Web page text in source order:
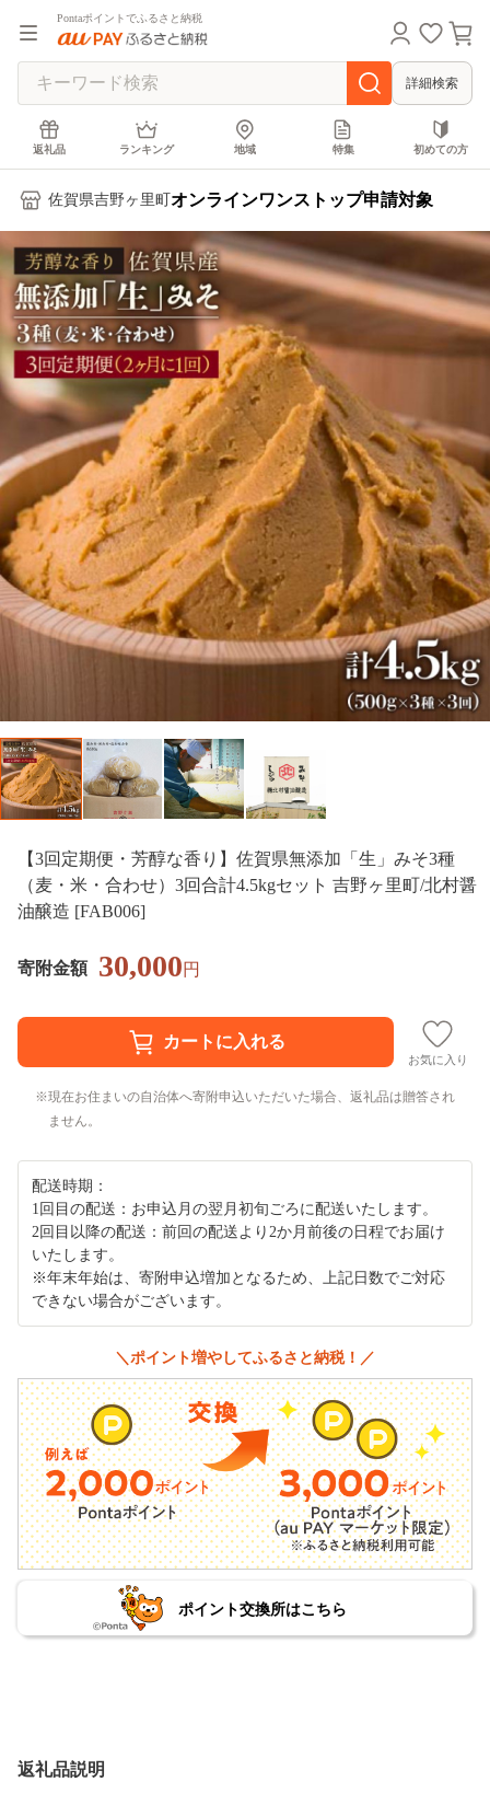
Pontaポイントでふるさと納税
詳細検索
返礼品 ランキング 地域 特集 初めての方
佐賀県吉野ヶ里町 オンラインワンストップ申請対象
【3回定期便・芳醇な香り】佐賀県無添加「生」みそ3種
（麦・米・合わせ）3回合計4.5kgセット 吉野ヶ里町/北村醤
油醸造 [FAB006]
寄附金額 30,000円
お気に入り
現在お住まいの自治体へ寄附申込いただいた場合、返礼品は贈答され
ません。
配送時期：
1回目の配送：お申込月の翌月初旬ごろに配送いたします。
2回目以降の配送：前回の配送より2か月前後の日程でお届け
いたします。
※年末年始は、寄附申込増加となるため、上記日数でご対応
できない場合がございます。
＼ポイント増やしてふるさと納税！／
ポイント交換所はこちら
返礼品説明